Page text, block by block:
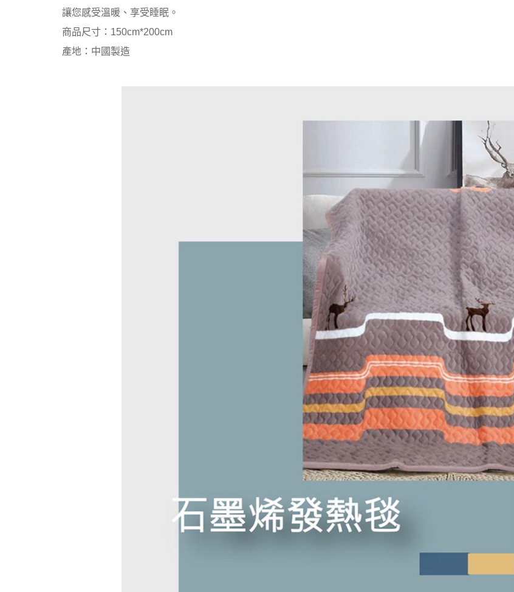
讓您感受溫暖、享受睡眠。
商品尺寸：150cm*200cm
產地：中國製造